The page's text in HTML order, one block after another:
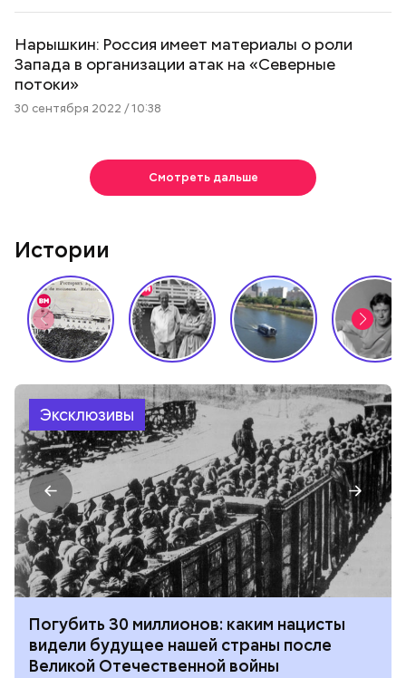
Нарышкин: Россия имеет материалы о роли
Запада в организации атак на «Северные
потоки»
30 сентября 2022 / 10:38
Смотреть дальше
Истории
Эксклюзивы
Погубить 30 миллионов: каким нацисты
видели будущее нашей страны после
Великой Отечественной войны